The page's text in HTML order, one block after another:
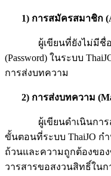
1) การสมัครสมาชิก (
ผู้เขียนที่ยังไม่มีชื่อผู้ใ
(Password) ในระบบ
การส่งบทความ
2) การส่งบทความ (
ผู้เขียนดำเนินการส่ง
ขั้นตอนที่ระบบ ThaiJO ก
ถ้วนและความถูกต้องขอ
วารสารขอสงวนสิทธิ์ใน